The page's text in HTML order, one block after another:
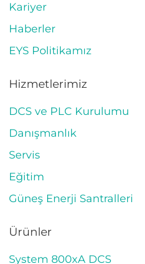
Kariyer
Haberler
EYS Politikamız
Hizmetlerimiz
DCS ve PLC Kurulumu
Danışmanlık
Servis
Eğitim
Güneş Enerji Santralleri
Ürünler
System 800xA DCS